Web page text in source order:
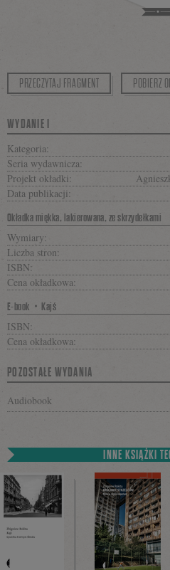
PRZECZYTAJ FRAGMENT POBIERZ
WYDANIE I
Kategoria:
Seria wydawnicza:
Projekt okładki:
Data publikacji:
Okładka miękka, lakierowana, ze skrzydełkami
Wymiary:
Liczba stron:
ISBN:
Cena okładkowa:
E-book・Kajś
ISBN:
Cena okładkowa:
POZOSTAŁE WYDANIA
Audiobook
INNE KSIĄŻKI